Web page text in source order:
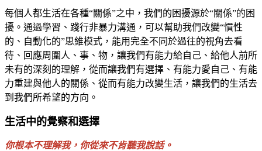
每個人都生活在各種“關係”之中，我們的困擾源於“關係”的困
擾。通過學習、踐行非暴力溝通，可以幫助我們改變“慣性
的、自動化的”思維模式，能用完全不同於過往的視角去看
待、回應周圍人、事、物，讓我們有能力給自己、給他人前所
未有的深刻的理解，從而讓我們有選擇、有能力愛自己、有能
力重建與他人的關係、從而有能力改變生活，讓我們的生活去
到我們所希望的方向。
生活中的覺察和選擇
你根本不理解我，你從來不肯聽我說話。